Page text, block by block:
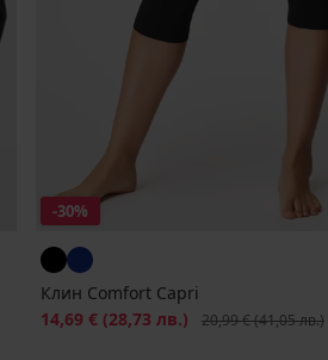
-30%
Клин Comfort Capri
Намаление
14,69 € (28,73 лв.) Първоначална цена
20,99 €(41,05 лв.)